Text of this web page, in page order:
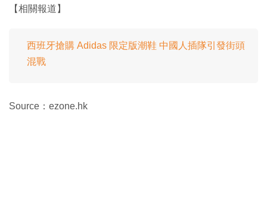
【相關報道】
西班牙搶購 Adidas 限定版潮鞋 中國人插隊引發街頭
混戰
Source：ezone.hk